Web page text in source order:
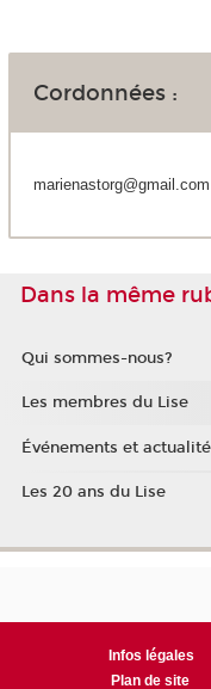
Cordonnées :
marienastorg@gmail.com
Dans la même
Qui sommes-nous?
Les membres du Lise
Événements et
Les 20 ans du Lise
Infos légales
Plan de site